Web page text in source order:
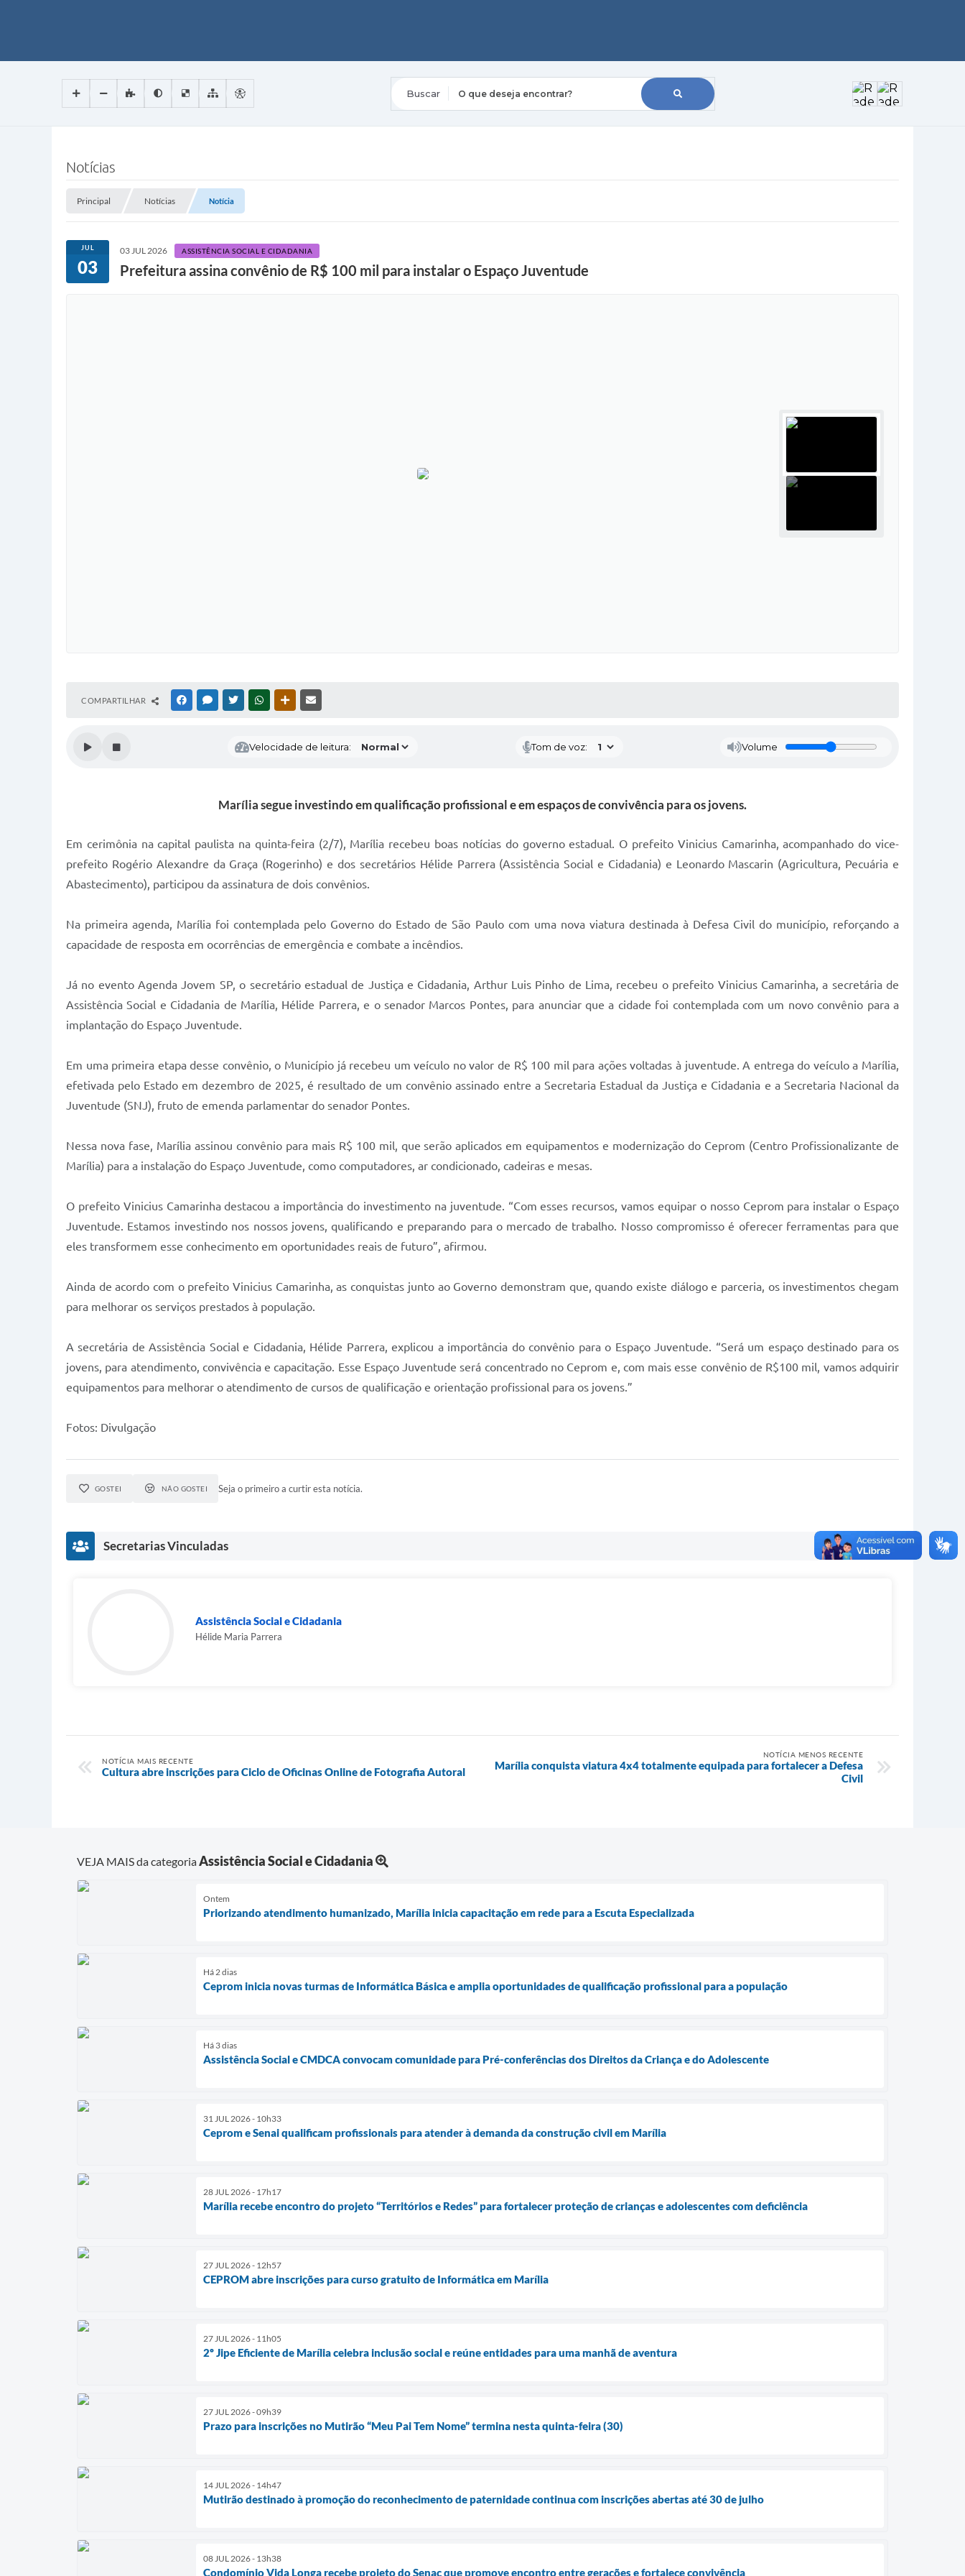
Notícias
Principal Notícias Notícia
JUL
03
03 JUL 2026 ASSISTÊNCIA SOCIAL E CIDADANIA
Prefeitura assina convênio de R$ 100 mil para instalar o Espaço Juventude
COMPARTILHAR FACEBOOKMESSENGER
TWITTERWHATSAPPOUTRAS MÍDIAS
Velocidade de leitura: Tom de voz: Volume
Marília segue investindo em qualificação profissional e em espaços de convivência para os jovens.
Em cerimônia na capital paulista na quinta-feira (2/7), Marília recebeu boas notícias do governo estadual. O prefeito Vinicius Camarinha, acompanhado do vice-
prefeito Rogério Alexandre da Graça (Rogerinho) e dos secretários Hélide Parrera (Assistência Social e Cidadania) e Leonardo Mascarin (Agricultura, Pecuária e
Abastecimento), participou da assinatura de dois convênios.
Na primeira agenda, Marília foi contemplada pelo Governo do Estado de São Paulo com uma nova viatura destinada à Defesa Civil do município, reforçando a
capacidade de resposta em ocorrências de emergência e combate a incêndios.
Já no evento Agenda Jovem SP, o secretário estadual de Justiça e Cidadania, Arthur Luis Pinho de Lima, recebeu o prefeito Vinicius Camarinha, a secretária de
Assistência Social e Cidadania de Marília, Hélide Parrera, e o senador Marcos Pontes, para anunciar que a cidade foi contemplada com um novo convênio para a
implantação do Espaço Juventude.
Em uma primeira etapa desse convênio, o Município já recebeu um veículo no valor de R$ 100 mil para ações voltadas à juventude. A entrega do veículo a Marília,
efetivada pelo Estado em dezembro de 2025, é resultado de um convênio assinado entre a Secretaria Estadual da Justiça e Cidadania e a Secretaria Nacional da
Juventude (SNJ), fruto de emenda parlamentar do senador Pontes.
Nessa nova fase, Marília assinou convênio para mais R$ 100 mil, que serão aplicados em equipamentos e modernização do Ceprom (Centro Profissionalizante de
Marília) para a instalação do Espaço Juventude, como computadores, ar condicionado, cadeiras e mesas.
O prefeito Vinicius Camarinha destacou a importância do investimento na juventude. “Com esses recursos, vamos equipar o nosso Ceprom para instalar o Espaço
Juventude. Estamos investindo nos nossos jovens, qualificando e preparando para o mercado de trabalho. Nosso compromisso é oferecer ferramentas para que
eles transformem esse conhecimento em oportunidades reais de futuro”, afirmou.
Ainda de acordo com o prefeito Vinicius Camarinha, as conquistas junto ao Governo demonstram que, quando existe diálogo e parceria, os investimentos chegam
para melhorar os serviços prestados à população.
A secretária de Assistência Social e Cidadania, Hélide Parrera, explicou a importância do convênio para o Espaço Juventude. “Será um espaço destinado para os
jovens, para atendimento, convivência e capacitação. Esse Espaço Juventude será concentrado no Ceprom e, com mais esse convênio de R$100 mil, vamos adquirir
equipamentos para melhorar o atendimento de cursos de qualificação e orientação profissional para os jovens.”
Fotos: Divulgação
GOSTEI NÃO GOSTEI Seja o primeiro a curtir esta notícia.
Secretarias Vinculadas
Assistência Social e Cidadania
Hélide Maria Parrera
NOTÍCIA MAIS RECENTE
Cultura abre inscrições para Ciclo de Oficinas Online de Fotografia Autoral
NOTÍCIA MENOS RECENTE
Marília conquista viatura 4x4 totalmente equipada para fortalecer a Defesa
Civil
VEJA MAIS da categoriaAssistência Social e Cidadania
Ontem
Priorizando atendimento humanizado, Marília inicia capacitação em rede para a Escuta Especializada
Há 2 dias
Ceprom inicia novas turmas de Informática Básica e amplia oportunidades de qualificação profissional para a população
Há 3 dias
Assistência Social e CMDCA convocam comunidade para Pré-conferências dos Direitos da Criança e do Adolescente
31 JUL 2026 - 10h33
Ceprom e Senai qualificam profissionais para atender à demanda da construção civil em Marília
28 JUL 2026 - 17h17
Marília recebe encontro do projeto “Territórios e Redes” para fortalecer proteção de crianças e adolescentes com deficiência
27 JUL 2026 - 12h57
CEPROM abre inscrições para curso gratuito de Informática em Marília
27 JUL 2026 - 11h05
2º Jipe Eficiente de Marília celebra inclusão social e reúne entidades para uma manhã de aventura
27 JUL 2026 - 09h39
Prazo para inscrições no Mutirão “Meu Pai Tem Nome” termina nesta quinta-feira (30)
14 JUL 2026 - 14h47
Mutirão destinado à promoção do reconhecimento de paternidade continua com inscrições abertas até 30 de julho
08 JUL 2026 - 13h38
Condomínio Vida Longa recebe projeto do Senac que promove encontro entre gerações e fortalece convivência